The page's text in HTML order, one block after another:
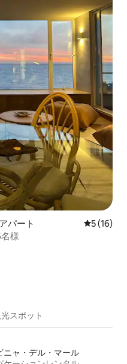
パート レビュー
5 (16)
様
スポット
ニャ・デル・マール